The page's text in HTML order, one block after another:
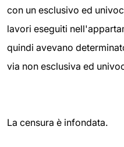
con un esclusivo ed
lavori eseguiti
quindi avevano
via non esclusiva ed
La censura è infondata.